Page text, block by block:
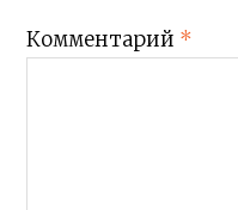
Комментарий *